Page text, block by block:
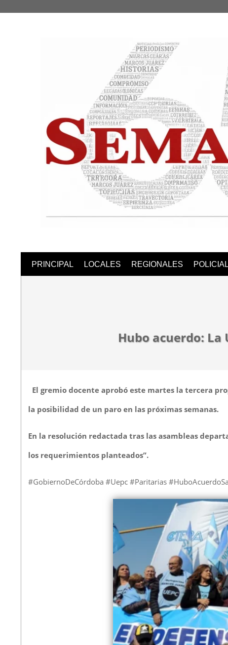
Digital
PRINCIPAL LOCALES REGIONALES
Hubo acuerdo: La
El gremio docente aprobó este martes la tercera
la posibilidad de un paro en las próximas semanas.
En la resolución redactada tras las asambleas
los requerimientos planteados”.
#GobiernoDeCórdoba #Uepc #Paritarias